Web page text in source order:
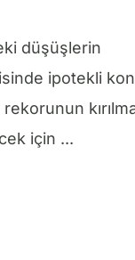
düşüşlerin
ipotekli
rekorunun
için ...